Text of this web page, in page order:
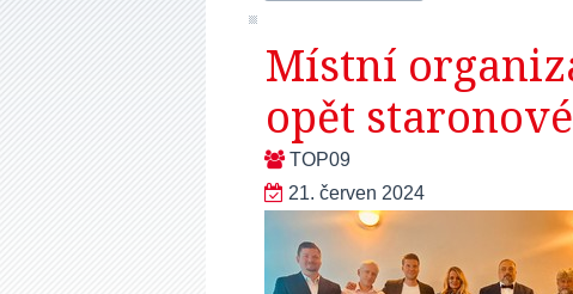
Místní
opět
TOP09
21. červen 2024